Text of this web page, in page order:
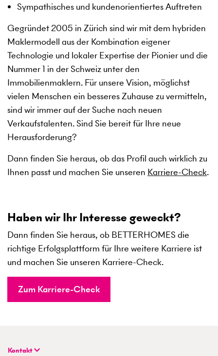
Sympathisches und kundenorientiertes Auftreten
Gegründet 2005 in Zürich sind wir mit dem hybriden
Maklermodell aus der Kombination eigener
Technologie und lokaler Expertise der Pionier und die
Nummer 1 in der Schweiz unter den
Immobilienmaklern. Für unsere Vision, möglichst
vielen Menschen ein besseres Zuhause zu vermitteln,
sind wir immer auf der Suche nach neuen
Verkaufstalenten. Sind Sie bereit für Ihre neue
Herausforderung?
Dann finden Sie heraus, ob das Profil auch wirklich zu
Ihnen passt und machen Sie unseren Karriere-Check.
Haben wir Ihr Interesse geweckt?
Dann finden Sie heraus, ob BETTERHOMES die
richtige Erfolgsplattform für Ihre weitere Karriere ist
und machen Sie unseren Karriere-Check.
Zum Karriere-Check
Kontakt